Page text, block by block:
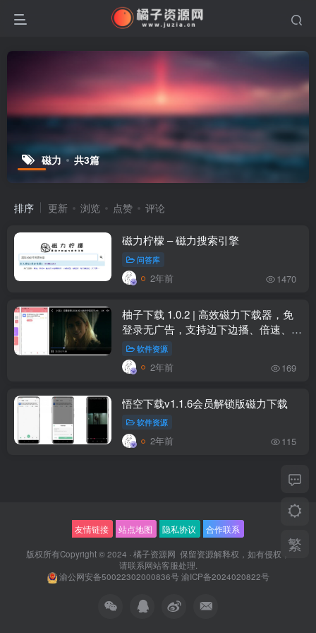
磁力 共3篇
排序 更新 浏览 点赞 评论
磁力柠檬 – 磁力搜索引擎
问答库
2年前 1470
柚子下载 1.0.2 | 高效磁力下载器，免
登录无广告，支持边下边播、倍速、投
屏 软件资源
2年前 169
悟空下载v1.1.6会员解锁版磁力下载
软件资源
2年前 115
友情链接 站点地图 隐私协议 合作联系
版权所有Copyright © 2024 · 橘子资源网 保留资源解释权，如有侵权，
请联系网站客服处理.
渝公网安备50022302000836号 渝ICP备2024020822号
繁